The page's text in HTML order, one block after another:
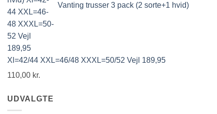
Vanting trusser 3 pack (2 sorte+1 hvid)
Xl=42/44 XXL=46/48 XXXL=50/52 Vejl 189,95
110,00 kr.
UDVALGTE